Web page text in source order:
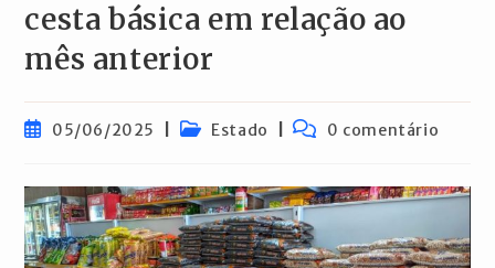
cesta básica em relação ao
mês anterior
Post05/06/2025
Categoria
Estado
Comentários
0 comentário